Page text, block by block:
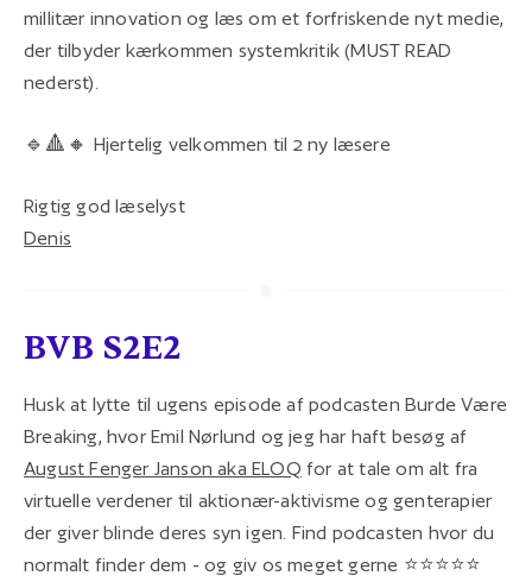
millitær innovation og læs om et forfriskende nyt medie,
der tilbyder kærkommen systemkritik (MUST READ
nederst).
🔹🔺🔸 Hjertelig velkommen til 2 ny læsere
Rigtig god læselyst
Denis
BVB S2E2
Husk at lytte til ugens episode af podcasten Burde Være
Breaking, hvor Emil Nørlund og jeg har haft besøg af
August Fenger Janson aka ELOQ for at tale om alt fra
virtuelle verdener til aktionær-aktivisme og genterapier
der giver blinde deres syn igen. Find podcasten hvor du
normalt finder dem - og giv os meget gerne ⭐️⭐️⭐️⭐️⭐️